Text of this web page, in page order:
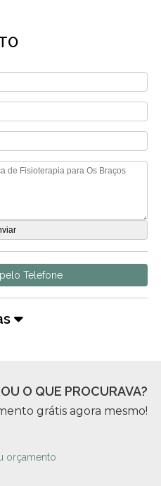
Telefone
O QUE PROCURAVA?
grátis agora mesmo!
orçamento